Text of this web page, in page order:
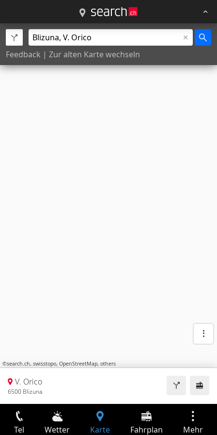
Feedback | Zur alten Karte wechseln
©search.ch, swisstopo, OpenStreetMap, others
V. Orico
6500 Blizuna
Tel Wetter Karte Fahrplan Mehr